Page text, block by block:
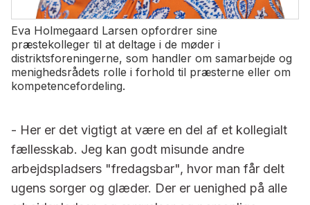
Eva Holmegaard Larsen opfordrer sine
præstekolleger til at deltage i de møder i
distriktsforeningerne, som handler om sam­arbejde og
menighedsrådets rolle i forhold til præsterne eller om
kompetencefordeling.
- Her er det vigtigt at være en del af et kollegialt
fællesskab. Jeg kan godt misunde andre
arbejdspladsers "fredagsbar", hvor man får delt
ugens sorger og glæder. Der er uenig­hed på alle